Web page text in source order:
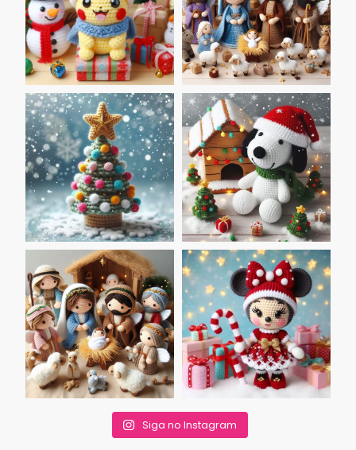
Siga no Instagram